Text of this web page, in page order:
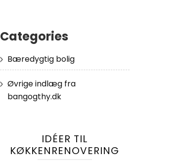
Categories
Bæredygtig bolig
Øvrige indlæg fra
bangogthy.dk
IDÉER TIL
KØKKENRENOVERING